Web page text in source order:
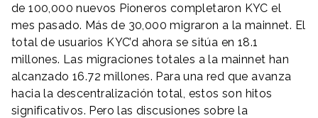
de 100,000 nuevos Pioneros completaron KYC el
mes pasado. Más de 30,000 migraron a la mainnet. El
total de usuarios KYC’d ahora se sitúa en 18.1
millones. Las migraciones totales a la mainnet han
alcanzado 16.72 millones. Para una red que avanza
hacia la descentralización total, estos son hitos
significativos. Pero las discusiones sobre la